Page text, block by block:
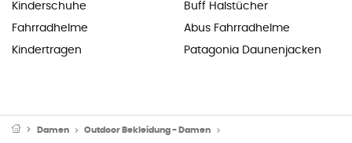
Kinderschuhe
Fahrradhelme
Kindertragen
Buff Halstücher
Abus Fahrradhelme
Patagonia Daunenjacken
Damen Outdoor Bekleidung - Damen